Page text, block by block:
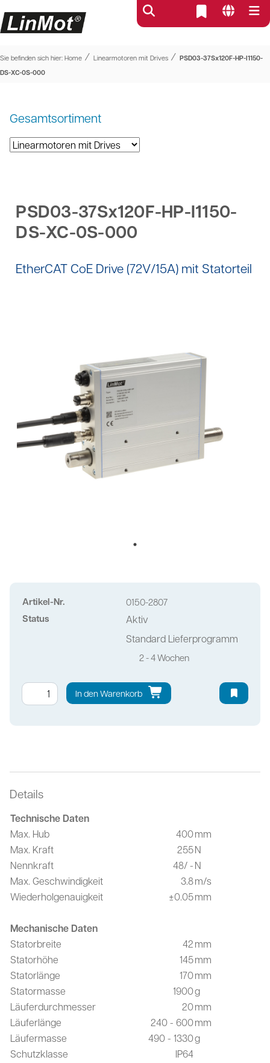
Sie befinden sich hier: Home ⁄ Linearmotoren mit Drives ⁄ PSD03-37Sx120F-HP-I1150-
DS-XC-0S-000
Gesamtsortiment
PSD03-37Sx120F-HP-I1150-
DS-XC-0S-000
EtherCAT CoE Drive (72V/15A) mit Statorteil
Artikel-Nr. 0150-2807
Status
Aktiv
Standard Lieferprogramm
2 - 4 Wochen
In den Warenkorb
Details
Technische Daten
Max. Hub 400mm
Max. Kraft
255N
Nennkraft
48/ -N
Max. Geschwindigkeit
3.8m/s
Wiederholgenauigkeit
±0.05mm
Mechanische Daten
Statorbreite 42mm
Statorhöhe
145mm
Statorlänge
170mm
Statormasse
1900g
Läuferdurchmesser
20mm
Läuferlänge
240 - 600mm
Läufermasse
490 - 1330g
Schutzklasse
IP64